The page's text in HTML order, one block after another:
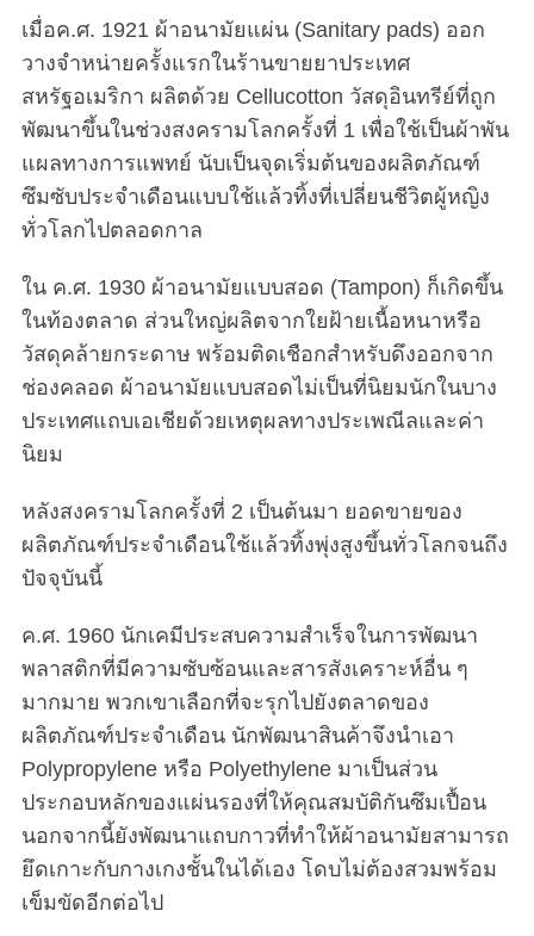
เมื่อค.ศ. 1921 ผ้าอนามัยแผ่น (Sanitary pads) ออก
วางจำหน่ายครั้งแรกในร้านขายยาประเทศ
สหรัฐอเมริกา ผลิตด้วย Cellucotton วัสดุอินทรีย์ที่ถูก
พัฒนาขึ้นในช่วงสงครามโลกครั้งที่ 1 เพื่อใช้เป็นผ้าพัน
แผลทางการแพทย์ นับเป็นจุดเริ่มต้นของผลิตภัณฑ์
ซึมซับประจำเดือนแบบใช้แล้วทิ้งที่เปลี่ยนชีวิตผู้หญิง
ทั่วโลกไปตลอดกาล
ใน ค.ศ. 1930 ผ้าอนามัยแบบสอด (Tampon) ก็เกิดขึ้น
ในท้องตลาด ส่วนใหญ่ผลิตจากใยฝ้ายเนื้อหนาหรือ
วัสดุคล้ายกระดาษ พร้อมติดเชือกสำหรับดึงออกจาก
ช่องคลอด ผ้าอนามัยแบบสอดไม่เป็นที่นิยมนักในบาง
ประเทศแถบเอเชียด้วยเหตุผลทางประเพณีลและค่า
นิยม
หลังสงครามโลกครั้งที่ 2 เป็นต้นมา ยอดขายของ
ผลิตภัณฑ์ประจำเดือนใช้แล้วทิ้งพุ่งสูงขึ้นทั่วโลกจนถึง
ปัจจุบันนี้
ค.ศ. 1960 นักเคมีประสบความสำเร็จในการพัฒนา
พลาสติกที่มีความซับซ้อนและสารสังเคราะห์อื่น ๆ
มากมาย พวกเขาเลือกที่จะรุกไปยังตลาดของ
ผลิตภัณฑ์ประจำเดือน นักพัฒนาสินค้าจึงนำเอา
Polypropylene หรือ Polyethylene มาเป็นส่วน
ประกอบหลักของแผ่นรองที่ให้คุณสมบัติกันซึมเปื้อน
นอกจากนี้ยังพัฒนาแถบกาวที่ทำให้ผ้าอนามัยสามารถ
ยึดเกาะกับกางเกงชั้นในได้เอง โดบไม่ต้องสวมพร้อม
เข็มขัดอีกต่อไป